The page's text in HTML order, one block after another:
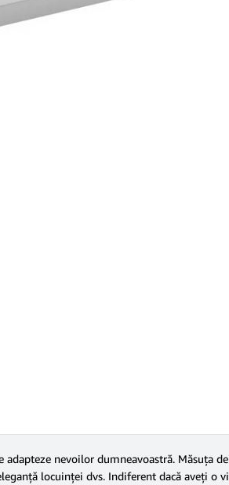
nevoilor dumneavoastră. Măsuţa
locuinţei dvs. Indiferent dacă aveţi